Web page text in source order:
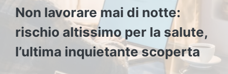
Non lavorare mai di notte:
rischio altissimo per la salute,
l’ultima inquietante scoperta